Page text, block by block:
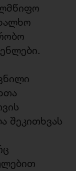
შეკითხვას